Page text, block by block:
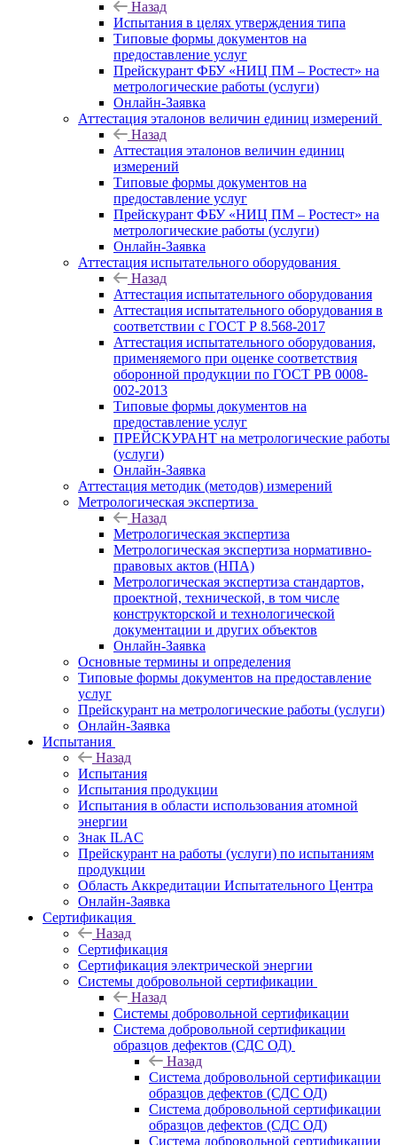
Назад
Испытания в целях утверждения типа
Типовые формы документов на
предоставление услуг
Прейскурант ФБУ «НИЦ ПМ – Ростест» на
метрологические работы (услуги)
Онлайн-Заявка
Аттестация эталонов величин единиц измерений
Назад
Аттестация эталонов величин единиц
измерений
Типовые формы документов на
предоставление услуг
Прейскурант ФБУ «НИЦ ПМ – Ростест» на
метрологические работы (услуги)
Онлайн-Заявка
Аттестация испытательного оборудования
Назад
Аттестация испытательного оборудования
Аттестация испытательного оборудования в
соответствии с ГОСТ Р 8.568-2017
Аттестация испытательного оборудования,
применяемого при оценке соответствия
оборонной продукции по ГОСТ РВ 0008-
002-2013
Типовые формы документов на
предоставление услуг
ПРЕЙСКУРАНТ на метрологические работы
(услуги)
Онлайн-Заявка
Аттестация методик (методов) измерений
Метрологическая экспертиза
Назад
Метрологическая экспертиза
Метрологическая экспертиза нормативно-
правовых актов (НПА)
Метрологическая экспертиза стандартов,
проектной, технической, в том числе
конструкторской и технологической
документации и других объектов
Онлайн-Заявка
Основные термины и определения
Типовые формы документов на предоставление
услуг
Прейскурант на метрологические работы (услуги)
Онлайн-Заявка
Испытания
Назад
Испытания
Испытания продукции
Испытания в области использования атомной
энергии
Знак ILAC
Прейскурант на работы (услуги) по испытаниям
продукции
Область Аккредитации Испытательного Центра
Онлайн-Заявка
Сертификация
Назад
Сертификация
Сертификация электрической энергии
Системы добровольной сертификации
Назад
Системы добровольной сертификации
Система добровольной сертификации
образцов дефектов (СДС ОД)
Назад
Система добровольной сертификации
образцов дефектов (СДС ОД)
Система добровольной сертификации
образцов дефектов (СДС ОД)
Система добровольной сертификации